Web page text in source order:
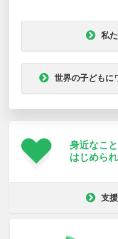
私
世界の子どもに
身近なこ
はじめら
支